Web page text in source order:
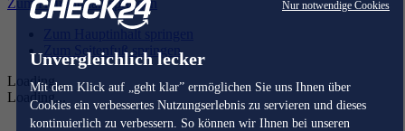
Nur notwendige Cookies
Unvergleichlich lecker
Mit dem Klick auf „geht klar” ermöglichen Sie uns Ihnen über
Cookies ein verbessertes Nutzungserlebnis zu servieren und dieses
kontinuierlich zu verbessern. So können wir Ihnen bei unseren
Zum Hauptinhalt springen
Zum Hauptinhalt springen
Zum Seitenfuß springen
Loading...
Loading...